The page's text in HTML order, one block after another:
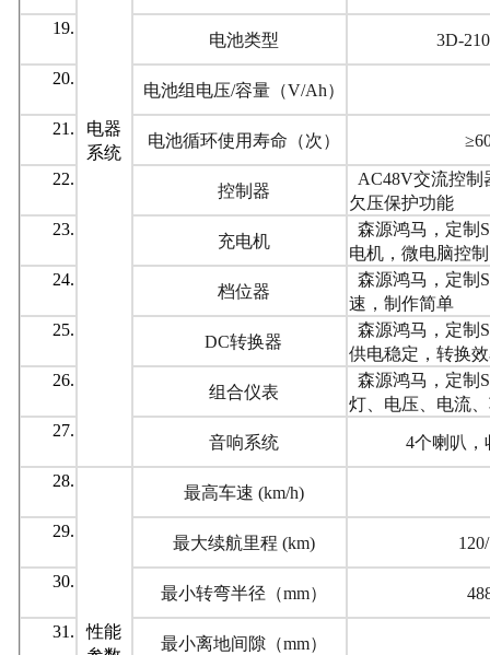
电器
系统
19.
电池类型 3D-
20.
电池组电压/容量（V/Ah）
21.
电池循环使用寿命（次）
22.
控制器
AC48V交流控制
欠压保护功能
23.
充电机
森源鸿马，定制
电机，微电脑控
24.
档位器
森源鸿马，定制
速，制作简单
25.
DC转换器
森源鸿马，定制
供电稳定，转换
26.
组合仪表
森源鸿马，定制
灯、电压、电流
27.
音响系统 4个喇叭，
28.
性能
最高车速 (km/h)
29.
最大续航里程 (km)
30.
最小转弯半径（mm）
31.
最小离地间隙（mm）